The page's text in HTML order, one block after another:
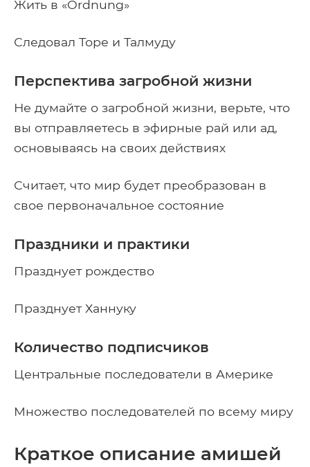
Жить в «Ordnung»
Следовал Торе и Талмуду
Перспектива загробной жизни
Не думайте о загробной жизни, верьте, что
вы отправляетесь в эфирные рай или ад,
основываясь на своих действиях
Считает, что мир будет преобразован в
свое первоначальное состояние
Праздники и практики
Празднует рождество
Празднует Ханнуку
Количество подписчиков
Центральные последователи в Америке
Множество последователей по всему миру
Краткое описание амишей